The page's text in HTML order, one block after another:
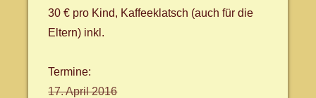
30 € pro Kind, Kaffeeklatsch (auch für die
Eltern) inkl.
Termine:
17. April 2016